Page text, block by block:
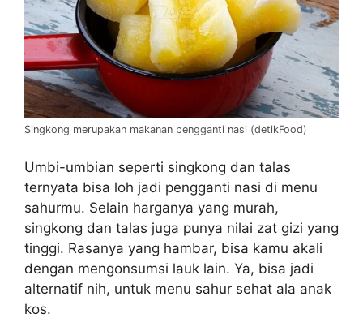
Singkong merupakan makanan pengganti nasi (detikFood)
Umbi-umbian seperti singkong dan talas
ternyata bisa loh jadi pengganti nasi di menu
sahurmu. Selain harganya yang murah,
singkong dan talas juga punya nilai zat gizi yang
tinggi. Rasanya yang hambar, bisa kamu akali
dengan mengonsumsi lauk lain. Ya, bisa jadi
alternatif nih, untuk menu sahur sehat ala anak
kos.